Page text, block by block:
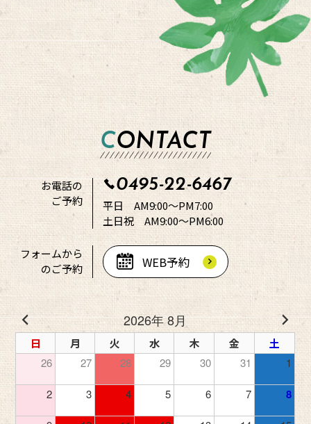
CONTACT
お電話の
ご予約
0495-22-6467
平日 AM9:00～PM7:00
土日祝 AM9:00～PM6:00
フォームから
のご予約
WEB予約
2026年 8月
日 月 火 水 木 金
土
26
27 28 29 30 31 1
2 3 4 5 6 7 8